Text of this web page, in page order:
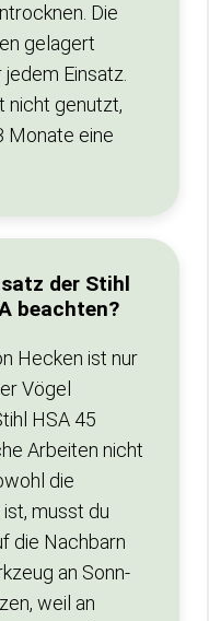
Die
gelagert
Einsatz.
nicht genutzt,
Monate eine
der Stihl
beachten?
Hecken ist nur
Vögel
HSA 45
Arbeiten nicht
die
musst du
die Nachbarn
an Sonn-
weil an